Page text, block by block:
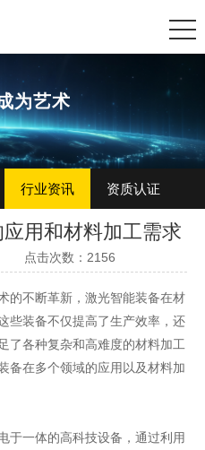
为艺术
行业资讯 资质认证
我们用和材料加工需求
点击次数：2156
的不断革新，激光智能装备在材
些装备不仅提高了生产效率，还
了各种复杂和高难度的材料加工
备在多个领域的应用以及材料加
于一体的高科技设备，通过利用